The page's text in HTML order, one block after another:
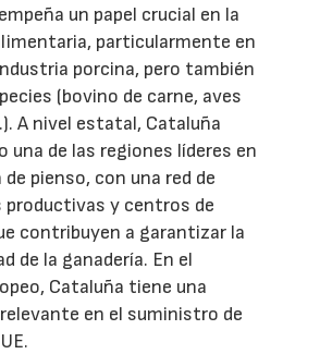
un papel crucial en la
particularmente en
porcina, pero también
(bovino de carne, aves
A nivel estatal, Cataluña
una de las regiones líderes en
pienso, con una red de
y centros de
contribuyen a garantizar la
de la ganadería. En el
Cataluña tiene una
en el suministro de